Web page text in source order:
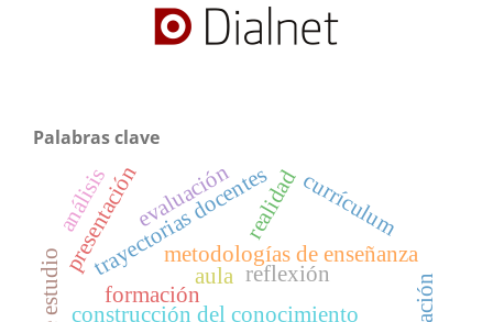
Palabras clave
construcción del conocimiento
aula
metodologías de enseñanza
trayectorias docentesrealidad
presentaciónevaluación
formación
currículum
reflexión
análisis